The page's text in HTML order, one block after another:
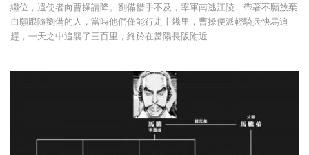
繼位，遣使者向曹操請降。劉備措手不及，率軍南逃江陵，帶著不願放棄
自願跟隨劉備的人，當時他們僅能行走十幾里，曹操便派輕騎兵快馬追
趕，一天之中追襲了三百里，終於在當陽長阪附近…